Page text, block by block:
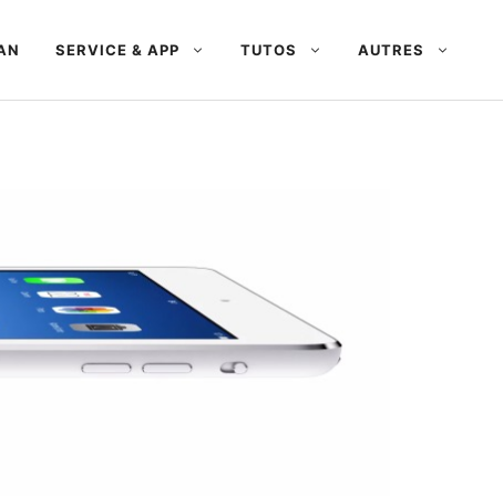
SERVICE & APP TUTOS AUTRES